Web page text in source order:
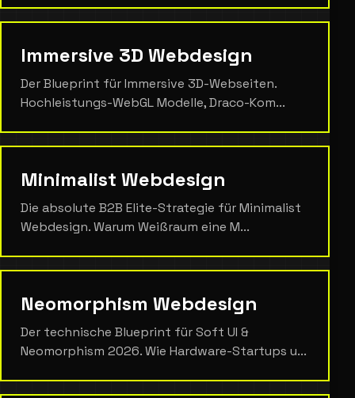
Immersive 3D Webdesign
Der Blueprint für Immersive 3D-Webseiten.
Hochleistungs-WebGL Modelle, Draco-Kom...
Minimalist Webdesign
Die absolute B2B Elite-Strategie für Minimalist
Webdesign. Warum Weißraum eine M...
Neomorphism Webdesign
Der technische Blueprint für Soft UI &
Neomorphism 2026. Wie Hardware-Startups u...